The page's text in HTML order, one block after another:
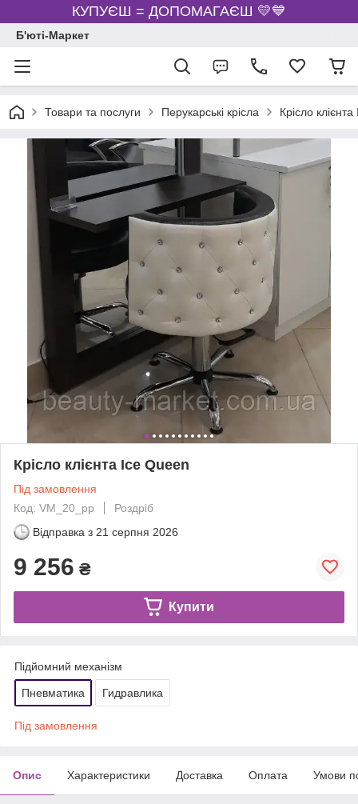
КУПУЄШ = ДОПОМАГАЄШ 💛💙
Б'юті-Маркет
Товари та послуги Перукарські крісла Крісло
Крісло клієнта Ice Queen
Під замовлення
Код: VM_20_pp
Роздріб
Відправка з 21 серпня 2026
9 256 ₴
Купити
Підйомний механізм
Пневматика Гидравлика
Під замовлення
Опис Характеристики Доставка Оплата Умови